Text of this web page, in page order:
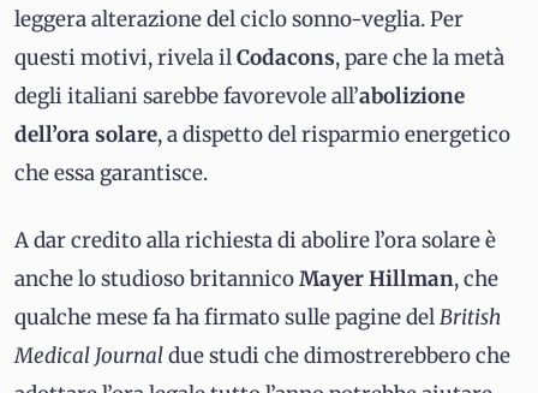
leggera alterazione del ciclo sonno-veglia. Per
questi motivi, rivela ilCodacons, pare che la metà
degli italiani sarebbe favorevole all’abolizione
dell’ora solare, a dispetto del risparmio energetico
che essa garantisce.
A dar credito alla richiesta di abolire l’ora solare è
anche lo studioso britannicoMayer Hillman, che
qualche mese fa ha firmato sulle pagine delBritish
Medical Journaldue studi che dimostrerebbero che